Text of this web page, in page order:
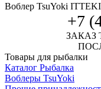
Воблер TsuYoki
+7
ЗАКАЗ
Товары для рыбалки
Каталог Рыбалка
Воблеры TsuYoki